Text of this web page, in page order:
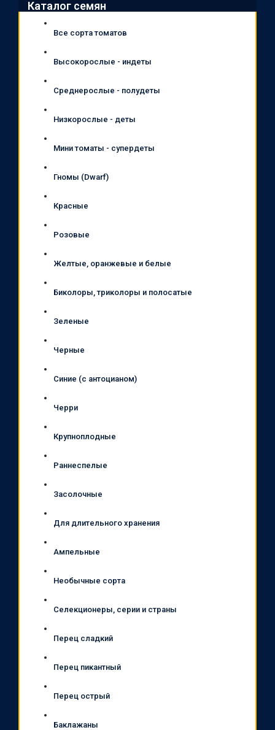
Каталог семян
Все сорта томатов
Высокорослые - индеты
Среднерослые - полудеты
Низкорослые - деты
Мини томаты - супердеты
Гномы (Dwarf)
Красные
Розовые
Желтые, оранжевые и белые
Биколоры, триколоры и полосатые
Зеленые
Черные
Синие (с антоцианом)
Черри
Крупноплодные
Раннеспелые
Засолочные
Для длительного хранения
Ампельные
Необычные сорта
Селекционеры, серии и страны
Перец сладкий
Перец пикантный
Перец острый
Баклажаны